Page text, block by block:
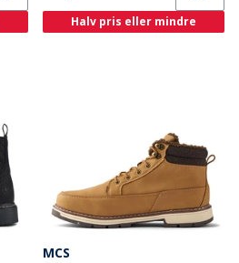
Halv pris eller mindre
MCS